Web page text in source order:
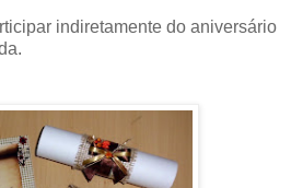
indiretamente do aniversário